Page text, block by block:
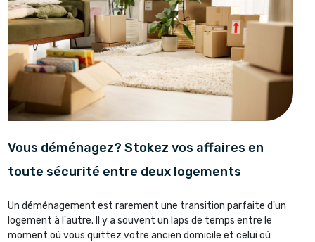
Vous déménagez? Stokez vos affaires en
toute sécurité entre deux logements
Un déménagement est rarement une transition parfaite d'un
logement à l'autre. Il y a souvent un laps de temps entre le
moment où vous quittez votre ancien domicile et celui où